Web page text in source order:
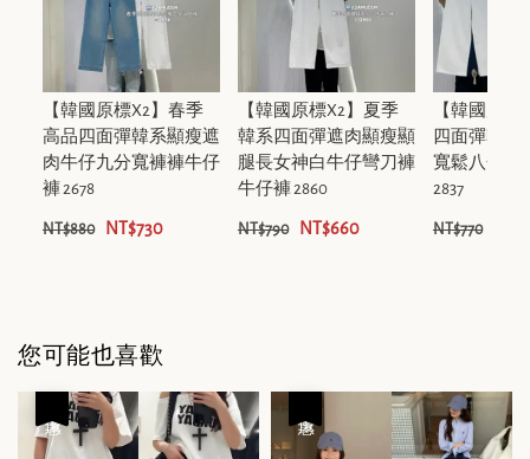
【韓國原標X2】春季
高品四面彈韓系顯瘦遮
肉牛仔九分寬褲褲牛仔
褲 2678
NT$880 NT$730
【韓國原標X2】夏季
韓系四面彈遮肉顯瘦顯
腿長女神白牛仔彎刀褲
牛仔褲 2860
NT$790 NT$660
【韓國原標
四面彈韓系
寬鬆八分寬
2837
NT$770
您可能也喜歡